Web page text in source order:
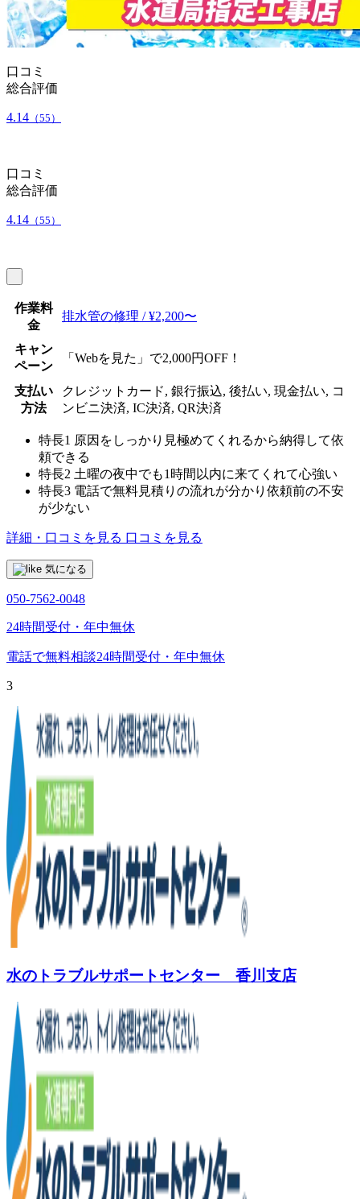
口コミ
総合評価
4.14 （55）
口コミ
総合評価
4.14 （55）
作業料
金
排水管の修理 / ¥2,200〜
キャン
ペーン
「Webを見た」で2,000円OFF！
支払い
方法
クレジットカード, 銀行振込, 後払い, 現金払い, コ
ンビニ決済, IC決済, QR決済
特長1 原因をしっかり見極めてくれるから納得して依
頼できる
特長2 土曜の夜中でも1時間以内に来てくれて心強い
特長3 電話で無料見積りの流れが分かり依頼前の不安
が少ない
詳細・口コミを見る 口コミを見る
気になる
050-7562-0048
24時間受付・年中無休
電話で無料相談24時間受付・年中無休
3
水のトラブルサポートセンター 香川支店